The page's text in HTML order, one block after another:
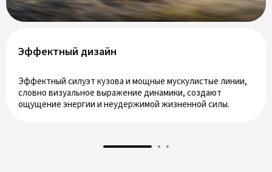
Эффектный дизайн
Эффектный силуэт кузова и мощные мускулистые линии,
словно визуальное выражение динамики, создают
ощущение энергии и неудержимой жизненной силы.